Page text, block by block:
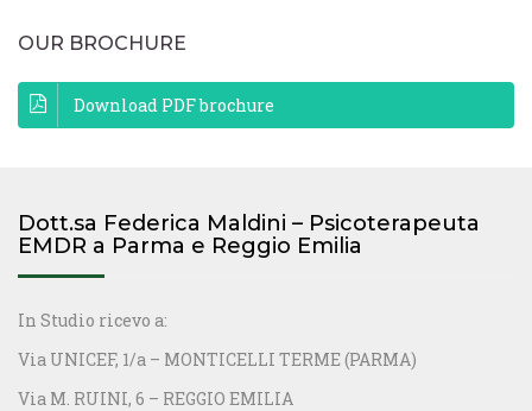
OUR BROCHURE
Download PDF brochure
Dott.sa Federica Maldini – Psicoterapeuta
EMDR a Parma e Reggio Emilia
In Studio ricevo a:
Via UNICEF, 1/a – MONTICELLI TERME (PARMA)
Via M. RUINI, 6 – REGGIO EMILIA